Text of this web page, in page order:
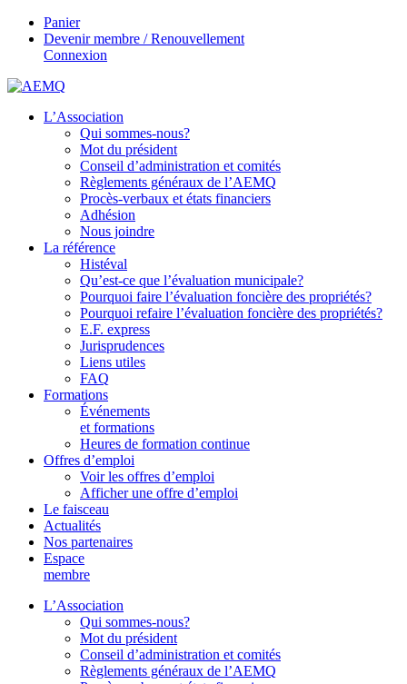
Panier
Devenir membre / Renouvellement
Connexion
L’Association
Qui sommes-nous?
Mot du président
Conseil d’administration et comités
Règlements généraux de l’AEMQ
Procès-verbaux et états financiers
Adhésion
Nous joindre
La référence
Histéval
Qu’est-ce que l’évaluation municipale?
Pourquoi faire l’évaluation foncière des propriétés?
Pourquoi refaire l’évaluation foncière des propriétés?
E.F. express
Jurisprudences
Liens utiles
FAQ
Formations
Événements
et formations
Heures de formation continue
Offres d’emploi
Voir les offres d’emploi
Afficher une offre d’emploi
Le faisceau
Actualités
Nos partenaires
Espace
membre
L’Association
Qui sommes-nous?
Mot du président
Conseil d’administration et comités
Règlements généraux de l’AEMQ